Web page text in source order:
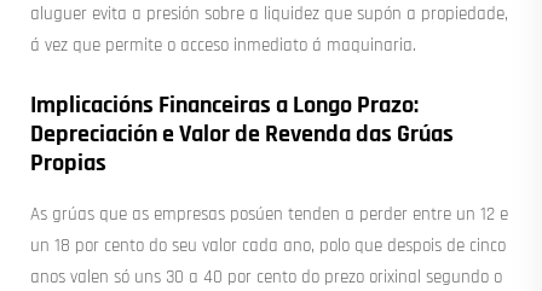
aluguer evita a presión sobre a liquidez que supón a propiedade,
á vez que permite o acceso inmediato á maquinaria.
Implicacións Financeiras a Longo Prazo:
Depreciación e Valor de Revenda das Grúas
Propias
As grúas que as empresas posúen tenden a perder entre un 12 e
un 18 por cento do seu valor cada ano, polo que despois de cinco
anos valen só uns 30 a 40 por cento do prezo orixinal segundo o